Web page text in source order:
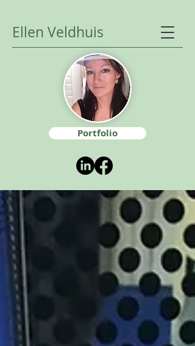
Ellen Veldhuis
Portfolio